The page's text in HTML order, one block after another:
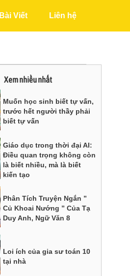
Bài Viết Liên hệ
Xem nhiều nhất
Muốn học sinh biết tự vấn,
trước hết người thầy phải
biết tự vấn
Giáo dục trong thời đại AI:
Điều quan trọng không còn
là biết nhiều, mà là biết
kiến tạo
Phân Tích Truyện Ngắn ”
Củ Khoai Nướng ” Của Tạ
Duy Anh, Ngữ Văn 8
Loi ích của gia sư toán 10
tại nhà